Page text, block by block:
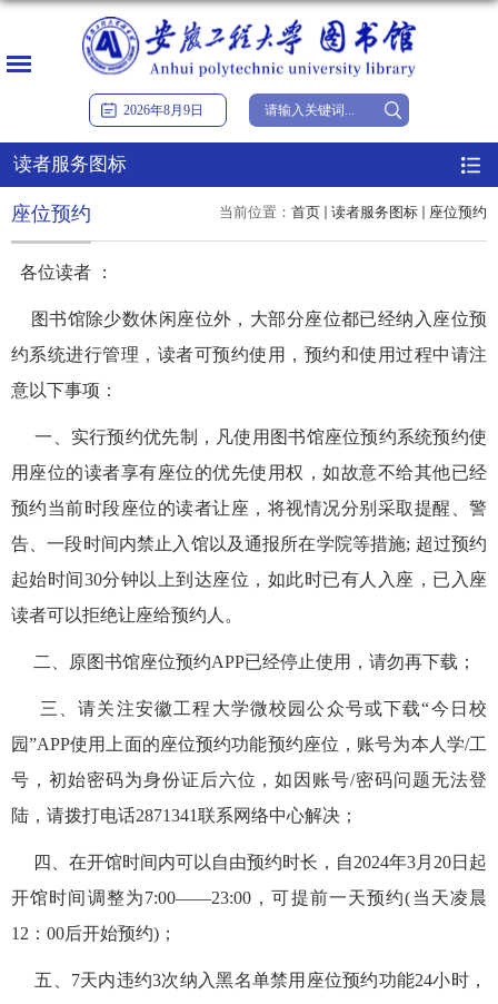
2026年8月9日
读者服务图标
当前位置： 首页 读者服务图标 座位预约
座位预约
各位读者 ：
图书馆除少数休闲座位外，大部分座位都已经纳入座位预
约系统进行管理，读者可预约使用，预约和使用过程中请注
意以下事项：
一、实行预约优先制，凡使用图书馆座位预约系统预约使
用座位的读者享有座位的优先使用权，如故意不给其他已经
预约当前时段座位的读者让座，将视情况分别采取提醒、警
告、一段时间内禁止入馆以及通报所在学院等措施; 超过预约
起始时间30分钟以上到达座位，如此时已有人入座，已入座
读者可以拒绝让座给预约人。
二、原图书馆座位预约APP已经停止使用，请勿再下载；
三、请关注安徽工程大学微校园公众号或下载“今日校
园”APP使用上面的座位预约功能预约座位，账号为本人学/工
号，初始密码为身份证后六位，如因账号/密码问题无法登
陆，请拨打电话2871341联系网络中心解决；
四、在开馆时间内可以自由预约时长，自2024年3月20日起
开馆时间调整为7:00——23:00，可提前一天预约(当天凌晨
12：00后开始预约)；
五、7天内违约3次纳入黑名单禁用座位预约功能24小时，